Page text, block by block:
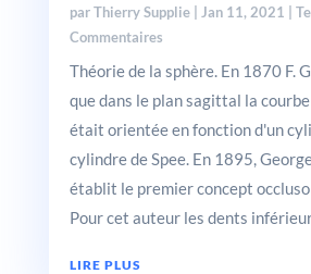
parThierry Supplie| Jan 11, 2021
Commentaires
Théorie de la sphère. En 1870 F.
que dans le plan sagittal la
était orientée en fonction d'un
cylindre de Spee. En 1895,
établit le premier concept
Pour cet auteur les dents
LIRE PLUS